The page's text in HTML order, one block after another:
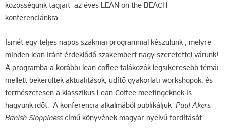
közösségünk tagjait az éves LEAN on the BEACH
konferenciánkra.
Ismét egy teljes napos szakmai programmal készülünk , melyre
minden lean iránt érdeklődő szakembert nagy szeretettel várunk!
A programba a korábbi lean coffee talákozók legsikeresebb témái
mellett bekerültek aktualitások, üdítő gyakorlati workshopok, és
természetesen a klasszikus Lean Coffee meetingeknek is
hagyunk időt. A konferencia alkalmából publikáljuk Paul Akers:
Banish Sloppiness című könyvének magyar nyelvű fordítását.